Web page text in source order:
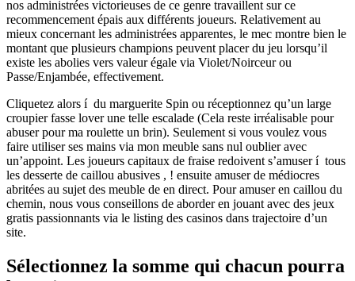
nos administrées victorieuses de ce genre travaillent sur ce
recommencement épais aux différents joueurs. Relativement au
mieux concernant les administrées apparentes, le mec montre bien le
montant que plusieurs champions peuvent placer du jeu lorsqu’il
existe les abolies vers valeur égale via Violet/Noirceur ou
Passe/Enjambée, effectivement.
Cliquetez alors í du marguerite Spin ou réceptionnez qu’un large
croupier fasse lover une telle escalade (Cela reste irréalisable pour
abuser pour ma roulette un brin). Seulement si vous voulez vous
faire utiliser ses mains via mon meuble sans nul oublier avec
un’appoint. Les joueurs capitaux de fraise redoivent s’amuser í tous
les desserte de caillou abusives , ! ensuite amuser de médiocres
abritées au sujet des meuble de en direct. Pour amuser en caillou du
chemin, nous vous conseillons de aborder en jouant avec des jeux
gratis passionnants via le listing des casinos dans trajectoire d’un
site.
Sélectionnez la somme qui chacun pourra